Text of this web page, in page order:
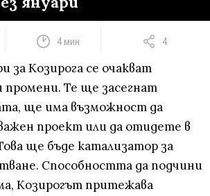
4 мин 4
за Козирога се очакват
промени. Те ще засегнат
ще има възможност да
проект или да отидете в
ще бъде катализатор за
Способността да подчини
Козирогът притежава